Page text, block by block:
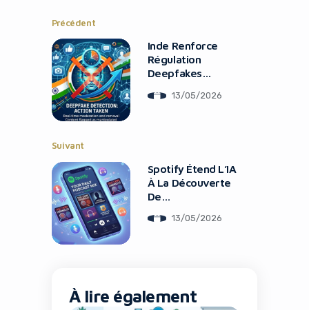
Précédent
Inde Renforce
Régulation
Deepfakes
13/05/2026
Suivant
Spotify Étend L’IA
À La Découverte
De
ng blog article on
13/05/2026
À lire également